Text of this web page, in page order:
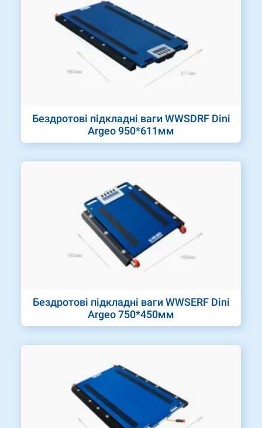
Бездротові підкладні ваги WWSDRF Dini
Argeo 950*611мм
Бездротові підкладні ваги WWSERF Dini
Argeo 750*450мм